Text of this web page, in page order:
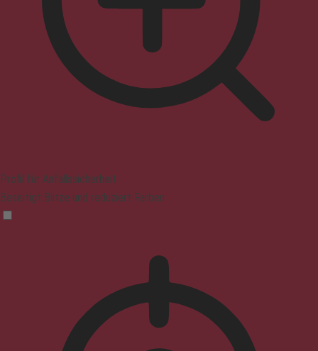
Profil für Anfallssicherheit
Beseitigt Blitze und reduziert Farben